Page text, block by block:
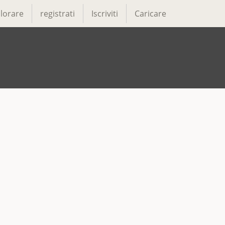
registrati Iscriviti Caricare